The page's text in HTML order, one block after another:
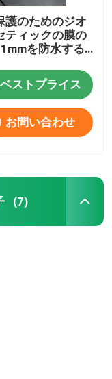
護のためのジオ
ティックの膜の
を防水する
ベストプライス
お問い合わせ
(7)